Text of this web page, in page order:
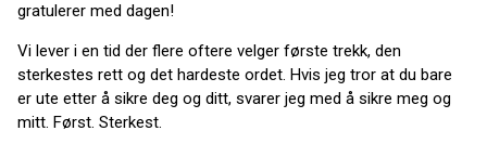
gratulerer med dagen!
Vi lever i en tid der flere oftere velger første trekk, den
sterkestes rett og det hardeste ordet. Hvis jeg tror at du bare
er ute etter å sikre deg og ditt, svarer jeg med å sikre meg og
mitt. Først. Sterkest.